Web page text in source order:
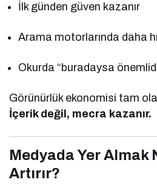
İlk günden güven kazanır
Arama motorlarında daha
Okurda “buradaysa
Görünürlük ekonomisi tam
İçerik değil, mecra kazanır.
Medyada Yer Almak
Artırır?